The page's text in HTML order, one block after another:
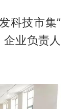
科技市集”
业负责人